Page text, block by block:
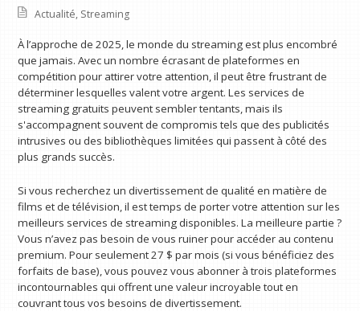
Actualité, Streaming
À l’approche de 2025, le monde du streaming est plus encombré
que jamais. Avec un nombre écrasant de plateformes en
compétition pour attirer votre attention, il peut être frustrant de
déterminer lesquelles valent votre argent. Les services de
streaming gratuits peuvent sembler tentants, mais ils
s'accompagnent souvent de compromis tels que des publicités
intrusives ou des bibliothèques limitées qui passent à côté des
plus grands succès.
Si vous recherchez un divertissement de qualité en matière de
films et de télévision, il est temps de porter votre attention sur les
meilleurs services de streaming disponibles. La meilleure partie ?
Vous n’avez pas besoin de vous ruiner pour accéder au contenu
premium. Pour seulement 27 $ par mois (si vous bénéficiez des
forfaits de base), vous pouvez vous abonner à trois plateformes
incontournables qui offrent une valeur incroyable tout en
couvrant tous vos besoins de divertissement.